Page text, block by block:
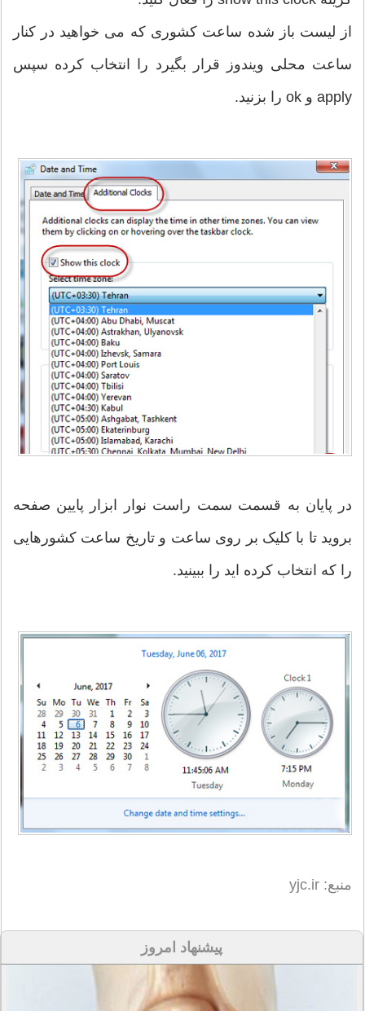
از لیست باز شده ساعت کشوری که می خواهید در کنار
ساعت محلی ویندوز قرار بگیرد را انتخاب کرده سپس
apply و ok را بزنید.
در پایان به قسمت سمت راست نوار ابزار پایین صفحه
بروید تا با کلیک بر روی ساعت و تاریخ ساعت کشورهایی
را که انتخاب کرده اید را ببینید.
منبع: yjc.ir
پیشنهاد امروز